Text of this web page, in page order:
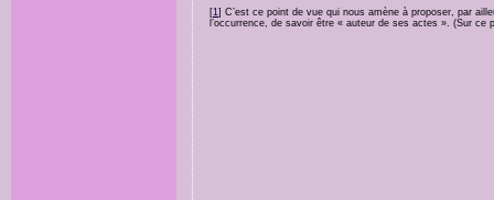
[1] C’est ce point de vue qui nous amène à proposer, par
l’occurrence, de savoir être « auteur de ses actes ». (Sur ce